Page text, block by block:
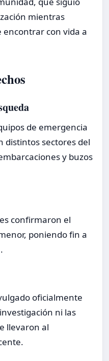
mientras
con vida a
de emergencia
distintos sectores del
y buzos
confirmaron el
poniendo fin a
oficialmente
ni las
llevaron al